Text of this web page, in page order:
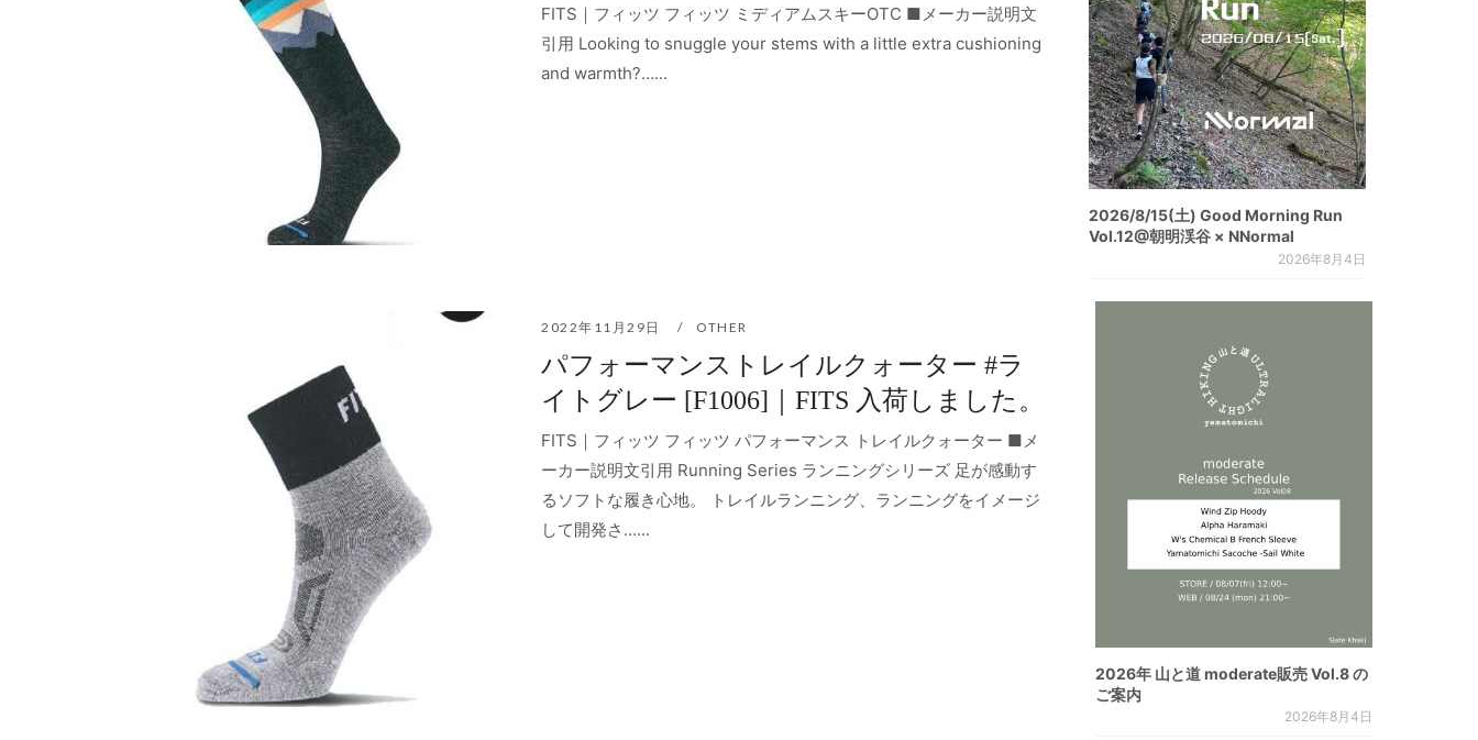
FITS｜フィッツ フィッツ ミディアムスキーOTC ■メーカー説明文
引用 Looking to snuggle your stems with a little extra cushioning
and warmth?…...
2022年11月29日 OTHER
パフォーマンストレイルクォーター #ラ
イトグレー [F1006]｜FITS 入荷しました。
FITS｜フィッツ フィッツ パフォーマンス トレイルクォーター ■メ
ーカー説明文引用 Running Series ランニングシリーズ 足が感動す
るソフトな履き心地。 トレイルランニング、ランニングをイメージ
して開発さ…...
2026/8/15(土) Good Morning Run
Vol.12@朝明渓谷 × NNormal
2026年8月4日
2026年 山と道 moderate販売 Vol.8 の
ご案内
2026年8月4日